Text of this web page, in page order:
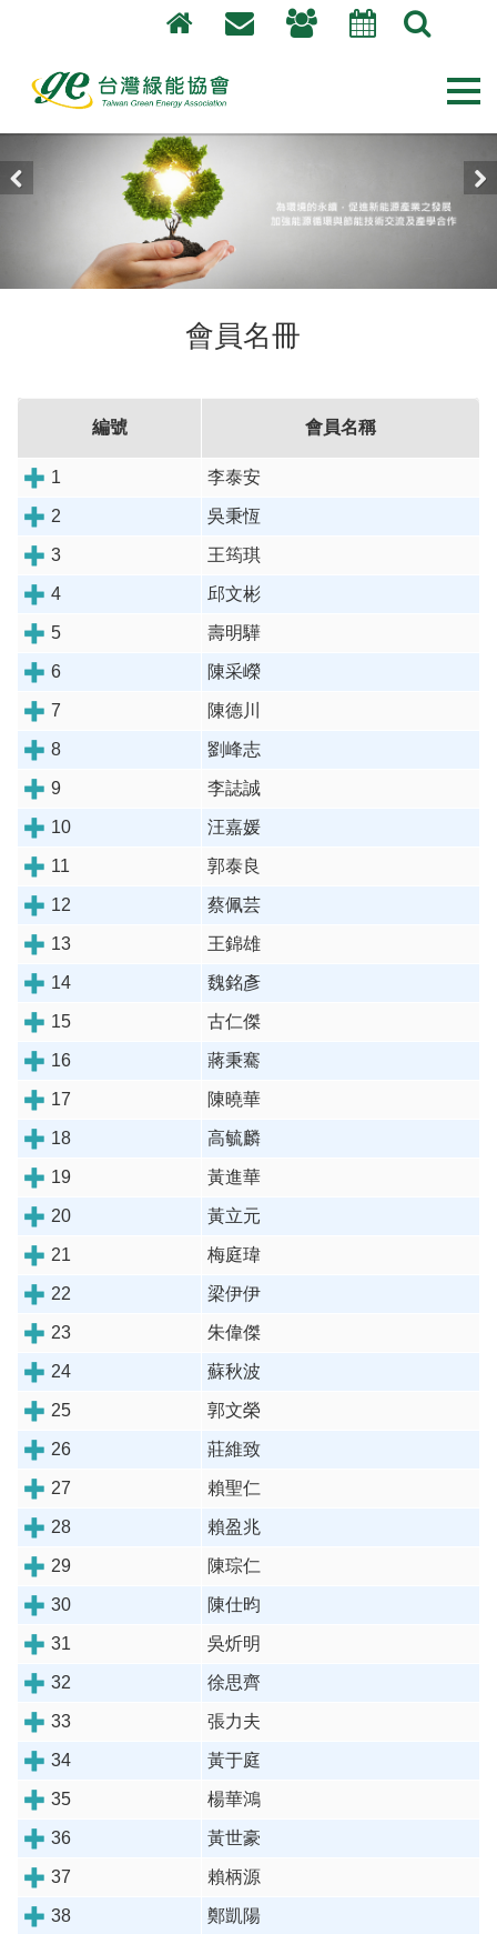
Languages
消
於
員
推
薦
問
與
答
影
音
花
聯
我
們
會員名冊
編號 會員名稱
1 李泰安
2 吳秉恆
3 王筠琪
4 邱文彬
5 壽明驊
6 陳采嶸
7 陳德川
8 劉峰志
9 李誌誠
10 汪嘉媛
11 郭泰良
12 蔡佩芸
13 王錦雄
14 魏銘彥
15 古仁傑
16 蔣秉騫
17 陳曉華
18 高毓麟
19 黃進華
20 黃立元
21 梅庭瑋
22 梁伊伊
23 朱偉傑
24 蘇秋波
25 郭文榮
26 莊維致
27 賴聖仁
28 賴盈兆
29 陳琮仁
30 陳仕昀
31 吳炘明
32 徐思齊
33 張力夫
34 黃于庭
35 楊華鴻
36 黃世豪
37 賴柄源
38 鄭凱陽